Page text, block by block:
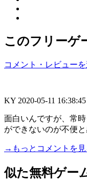
このフリーゲ
コメント・レビュー
KY 2020-05-11 16:38:45
面白いんですが、常
ができないのが不便と
→もっとコメントを見
似た無料ゲー